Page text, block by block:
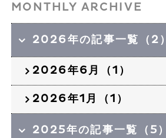
MONTHLY ARCHIVE
2026年の記事一覧（2）
2026年6月（1）
2026年1月（1）
2025年の記事一覧（5）